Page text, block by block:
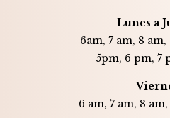
Lunes a
6am, 7 am, 8
5pm, 6 pm, 7
6 am, 7 am, 8